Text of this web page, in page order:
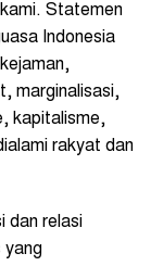
Statemen
Indonesia
marginalisasi,
kapitalisme,
rakyat dan
dan relasi
yang